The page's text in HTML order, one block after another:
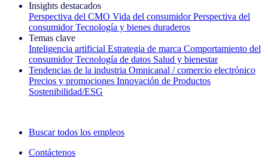
Insights destacados
Perspectiva del CMO Vida del consumidor Perspectiva del
consumidor Tecnología y bienes duraderos
Temas clave
Inteligencia artificial Estrategia de marca Comportamiento del
consumidor Tecnología de datos Salud y bienestar
Tendencias de la industria Omnicanal / comercio electrónico
Precios y promociones Innovación de Productos
Sostenibilidad/ESG
Buscar todos los empleos
Contáctenos